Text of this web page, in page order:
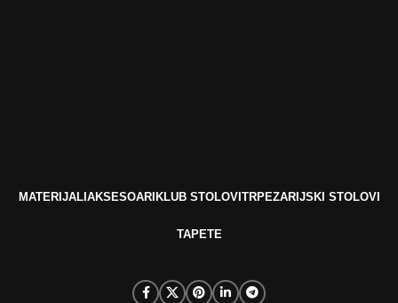
MATERIJALIAKSESOARIKLUB STOLOVITRPEZARIJSKI STOLOVI
TAPETE